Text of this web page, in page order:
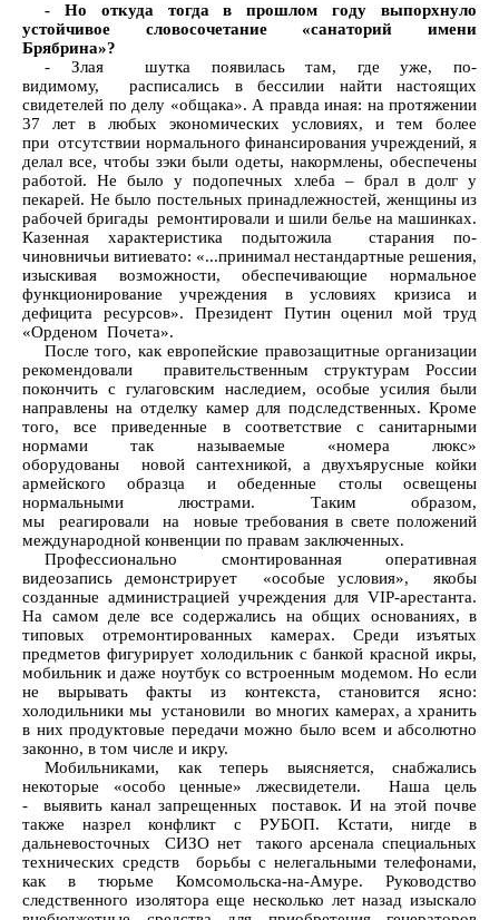
- Но откуда тогда в прошлом году выпорхнуло
устойчивое словосочетание «санаторий имени
Брябрина»?
- Злая шутка появилась там, где уже, по-
видимому, расписались в бессилии найти настоящих
свидетелей по делу «общака». А правда иная: на протяжении
37 лет в любых экономических условиях, и тем более
при отсутствии нормального финансирования учреждений, я
делал все, чтобы зэки были одеты, накормлены, обеспечены
работой. Не было у подопечных хлеба – брал в долг у
пекарей. Не было постельных принадлежностей, женщины из
рабочей бригады ремонтировали и шили белье на машинках.
Казенная характеристика подытожила старания по-
чиновничьи витиевато: «...принимал нестандартные решения,
изыскивая возможности, обеспечивающие нормальное
функционирование учреждения в условиях кризиса и
дефицита ресурсов». Президент Путин оценил мой труд
«Орденом Почета».
После того, как европейские правозащитные организации
рекомендовали правительственным структурам России
покончить с гулаговским наследием, особые усилия были
направлены на отделку камер для подследственных. Кроме
того, все приведенные в соответствие с санитарными
нормами так называемые «номера люкс»
оборудованы новой сантехникой, а двухъярусные койки
армейского образца и обеденные столы освещены
нормальными люстрами. Таким образом,
мы реагировали на новые требования в свете положений
международной конвенции по правам заключенных.
Профессионально смонтированная оперативная
видеозапись демонстрирует «особые условия», якобы
созданные администрацией учреждения для VIP-арестанта.
На самом деле все содержались на общих основаниях, в
типовых отремонтированных камерах. Среди изъятых
предметов фигурирует холодильник с банкой красной икры,
мобильник и даже ноутбук со встроенным модемом. Но если
не вырывать факты из контекста, становится ясно:
холодильники мы установили во многих камерах, а хранить
в них продуктовые передачи можно было всем и абсолютно
законно, в том числе и икру.
Мобильниками, как теперь выясняется, снабжались
некоторые «особо ценные» лжесвидетели. Наша цель
- выявить канал запрещенных поставок. И на этой почве
также назрел конфликт с РУБОП. Кстати, нигде в
дальневосточных СИЗО нет такого арсенала специальных
технических средств борьбы с нелегальными телефонами,
как в тюрьме Комсомольска-на-Амуре. Руководство
следственного изолятора еще несколько лет назад изыскало